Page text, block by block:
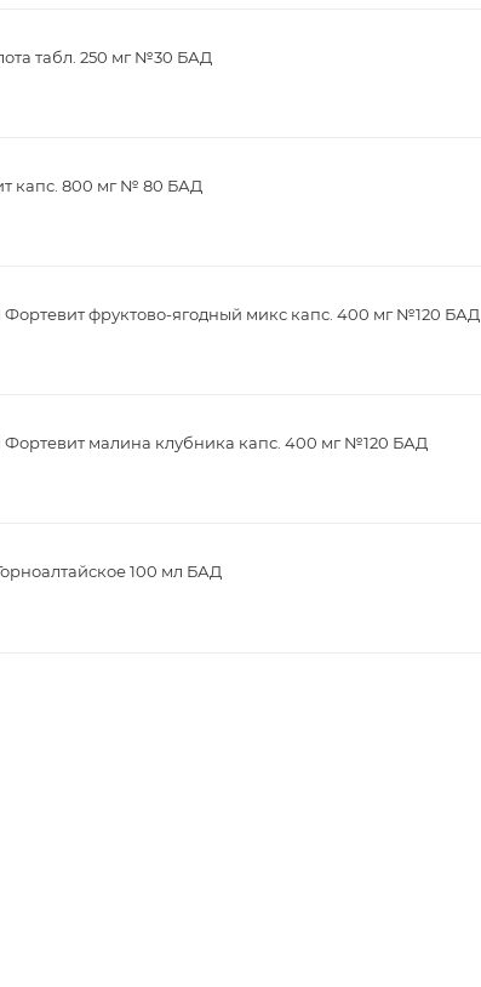
табл. 250 мг №30 БАД
капс. 800 мг № 80 БАД
фруктово-ягодный микс капс. 400 мг №120 БАД
малина клубника капс. 400 мг №120 БАД
100 мл БАД